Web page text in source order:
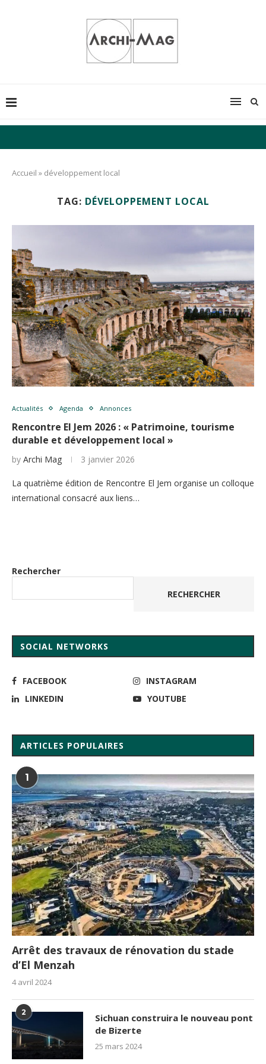
Accueil » développement local
TAG: DÉVELOPPEMENT LOCAL
Actualités Agenda Annonces
Rencontre El Jem 2026 : « Patrimoine, tourisme
durable et développement local »
by Archi Mag 3 janvier 2026
La quatrième édition de Rencontre El Jem organise un colloque
international consacré aux liens…
Rechercher
RECHERCHER
SOCIAL NETWORKS
FACEBOOK
INSTAGRAM
LINKEDIN
YOUTUBE
ARTICLES POPULAIRES
1
Arrêt des travaux de rénovation du stade
d’El Menzah
4 avril 2024
2
Sichuan construira le nouveau pont
de Bizerte
25 mars 2024